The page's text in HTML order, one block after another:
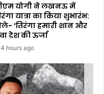
योगी ने लखनऊ में
यात्रा का किया शुभारंभ:
‘तिरंगा हमारी शान और
देश की ऊर्जा
4 hours ago